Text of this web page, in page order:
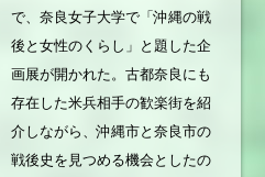
で、奈良女子大学で「沖縄の戦
後と女性のくらし」と題した企
画展が開かれた。古都奈良にも
存在した米兵相手の歓楽街を紹
介しながら、沖縄市と奈良市の
戦後史を見つめる機会としたの